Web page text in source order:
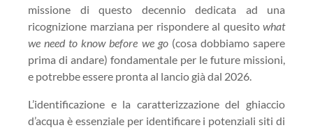
missione di questo decennio dedicata ad una
ricognizione marziana per rispondere al quesito what
we need to know before we go (cosa dobbiamo sapere
prima di andare) fondamentale per le future missioni,
e potrebbe essere pronta al lancio già dal 2026.
L’identificazione e la caratterizzazione del ghiaccio
d’acqua è essenziale per identificare i potenziali siti di